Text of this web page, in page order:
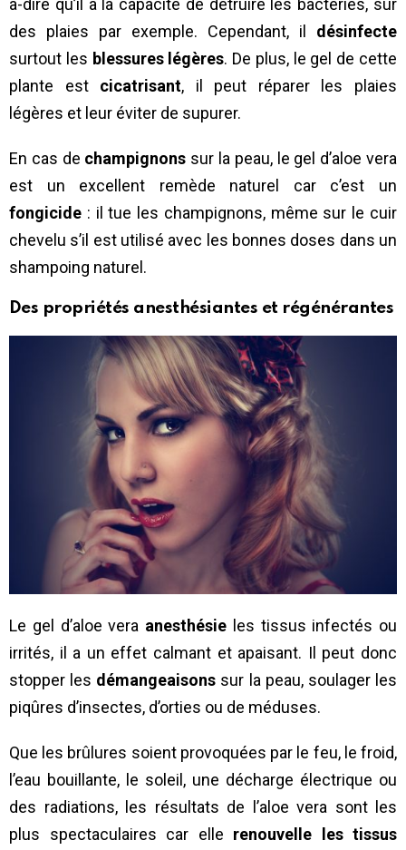
à-dire qu’il a la capacité de détruire les bactéries, sur
des plaies par exemple. Cependant, il désinfecte
surtout les blessures légères. De plus, le gel de cette
plante est cicatrisant, il peut réparer les plaies
légères et leur éviter de supurer.
En cas de champignons sur la peau, le gel d’aloe vera
est un excellent remède naturel car c’est un
fongicide : il tue les champignons, même sur le cuir
chevelu s’il est utilisé avec les bonnes doses dans un
shampoing naturel.
Des propriétés anesthésiantes et régénérantes
Le gel d’aloe vera anesthésie les tissus infectés ou
irrités, il a un effet calmant et apaisant. Il peut donc
stopper les démangeaisons sur la peau, soulager les
piqûres d’insectes, d’orties ou de méduses.
Que les brûlures soient provoquées par le feu, le froid,
l’eau bouillante, le soleil, une décharge électrique ou
des radiations, les résultats de l’aloe vera sont les
plus spectaculaires car elle renouvelle les tissus